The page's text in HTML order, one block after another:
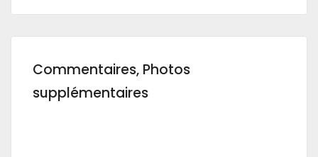
Commentaires, Photos
supplémentaires